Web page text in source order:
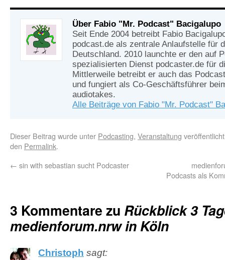
Über Fabio "Mr. Podcast" Bacigalupo
Seit Ende 2004 betreibt Fabio
podcast.de als zentrale Anlaufstelle für
Deutschland. 2010 launchte er den auf
spezialisierten Dienst podcaster.de für
Mittlerweile betreibt er auch das
und fungiert als Co-Geschäftsführer
audiotakes.
Alle Beiträge von Fabio "Mr. Podcast"
Dieser Beitrag wurde unter Podcasting, Veranstaltung
den Permalink.
← sin with sebastian sucht Podcaster
Podcasts als
3 Kommentare zu Rückblick 3
medienforum.nrw in Köln
Christoph sagt: